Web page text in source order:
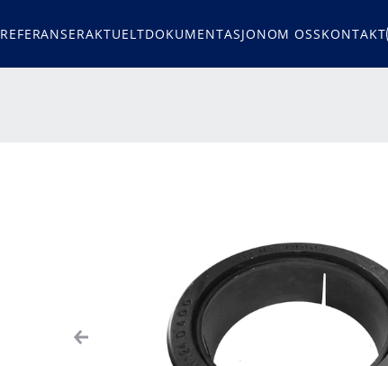
REFERANSERAKTUELTDOKUMENTASJONOM OSSKONTAKT